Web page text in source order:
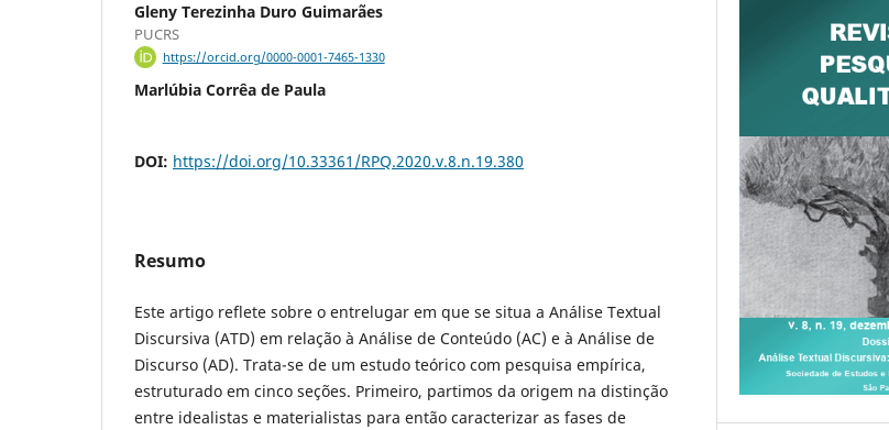
Gleny Terezinha Duro Guimarães
PUCRS
https://orcid.org/0000-0001-7465-1330
Marlúbia Corrêa de Paula
DOI: https://doi.org/10.33361/RPQ.2020.v.8.n.19.380
Resumo
Este artigo reflete sobre o entrelugar em que se situa a Análise Textual
Discursiva (ATD) em relação à Análise de Conteúdo (AC) e à Análise de
Discurso (AD). Trata-se de um estudo teórico com pesquisa empírica,
estruturado em cinco seções. Primeiro, partimos da origem na distinção
entre idealistas e materialistas para então caracterizar as fases de